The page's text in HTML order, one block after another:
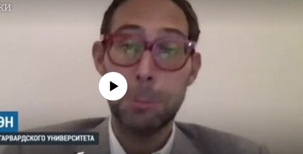
No media source currently available